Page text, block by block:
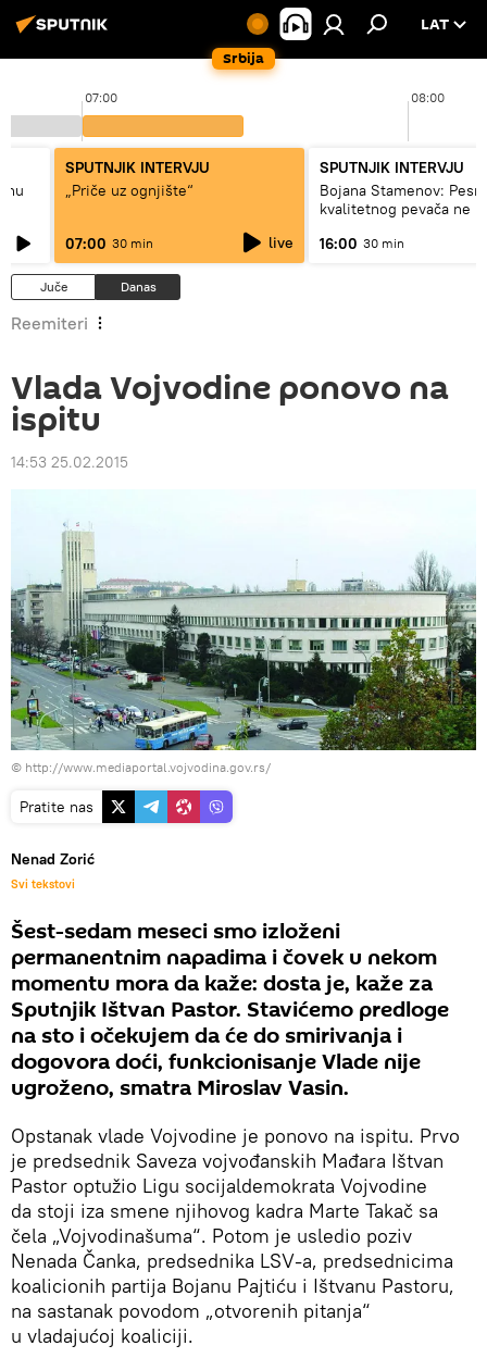
Srbija
LAT
07:00 08:00
SPUTNJIK INTERVJU
„Priče uz ognjište“
07:00 30 min live
SPUTNJIK INTERVJU
Bojana Stamenov:
kvalitetnog pevača ne
16:00 30 min
Juče Danas
Reemiteri
Vlada Vojvodine ponovo na
ispitu
14:53 25.02.2015
© http://www.mediaportal.vojvodina.gov.rs/
Pratite nas
Nenad Zorić
Svi tekstovi
Šest-sedam meseci smo izloženi
permanentnim napadima i čovek u nekom
momentu mora da kaže: dosta je, kaže za
Sputnjik Ištvan Pastor. Stavićemo predloge
na sto i očekujem da će do smirivanja i
dogovora doći, funkcionisanje Vlade nije
ugroženo, smatra Miroslav Vasin.
Opstanak vlade Vojvodine je ponovo na ispitu. Prvo
je predsednik Saveza vojvođanskih Mađara Ištvan
Pastor optužio Ligu socijaldemokrata Vojvodine
da stoji iza smene njihovog kadra Marte Takač sa
čela „Vojvodinašuma“. Potom je usledio poziv
Nenada Čanka, predsednika LSV-a, predsednicima
koalicionih partija Bojanu Pajtiću i Ištvanu Pastoru,
na sastanak povodom „otvorenih pitanja“
u vladajućoj koaliciji.